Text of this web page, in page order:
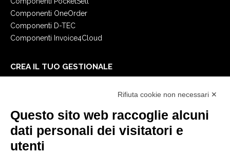
Componenti OneOrder
Componenti D-TEC
Componenti Invoice4Cloud
CREA IL TUO GESTIONALE
E-Book
Blog
NOTE LEGALI
Rifiuta cookie non necessari ✕
Questo sito web raccoglie alcuni
dati personali dei visitatori e
utenti